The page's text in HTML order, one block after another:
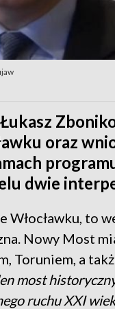
oraz
dwie
to
Nowy Most
Toruniem, a
most
ruchu XXI